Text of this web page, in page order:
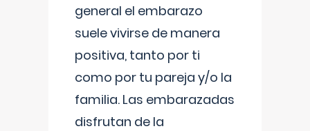
general el embarazo
suele vivirse de manera
positiva, tanto por ti
como por tu pareja y/o la
familia. Las embarazadas
disfrutan de la